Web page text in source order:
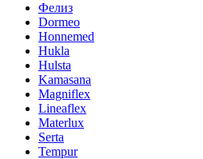
Фелиз
Dormeo
Honnemed
Hukla
Hulsta
Kamasana
Magniflex
Lineaflex
Materlux
Serta
Tempur